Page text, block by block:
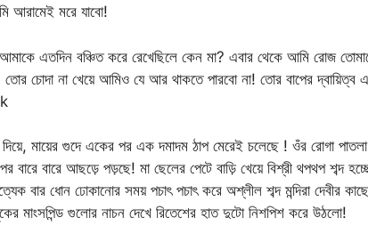
আরামেই মরে যাবো!
এতদিন বঞ্চিত করে রেখেছিলে কেন মা? এবার থেকে আমি রোজ
তোর চোদা না খেয়ে আমিও যে আর থাকতে পারবো না! তোর বাপের
মায়ের গুদে একের পর এক দমাদম ঠাপ মেরেই চলেছে ! ওঁর রোগা পাতলা
বারে বারে আছড়ে পড়ছে! মা ছেলের পেটে বাড়ি খেয়ে বিশ্রী থপথপ শব্দ
বার ধোন ঢোকানোর সময় পচাৎ পচাৎ করে অশ্লীল শব্দ মন্দিরা দেবীর
মাংসপিন্ড গুলোর নাচন দেখে রিতেশের হাত দুটো নিশপিশ করে উঠলো!